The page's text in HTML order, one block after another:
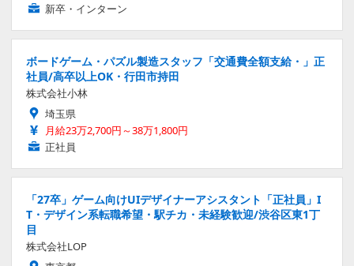
新卒・インターン
ボードゲーム・パズル製造スタッフ「交通費全額支給・」正
社員/高卒以上OK・行田市持田
株式会社小林
埼玉県
月給23万2,700円～38万1,800円
正社員
「27卒」ゲーム向けUIデザイナーアシスタント「正社員」I
T・デザイン系転職希望・駅チカ・未経験歓迎/渋谷区東1丁
目
株式会社LOP